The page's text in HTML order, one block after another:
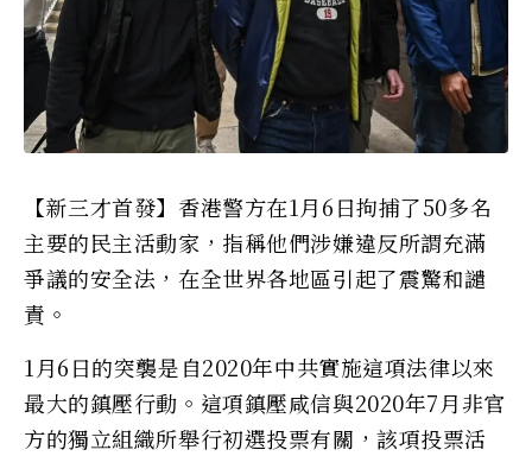
【新三才首發】香港警方在1月6日拘捕了50多名
主要的民主活動家，指稱他們涉嫌違反所謂充滿
爭議的安全法，在全世界各地區引起了震驚和譴
責。
1月6日的突襲是自2020年中共實施這項法律以來
最大的鎮壓行動。這項鎮壓咸信與2020年7月非官
方的獨立組織所舉行初選投票有關，該項投票活